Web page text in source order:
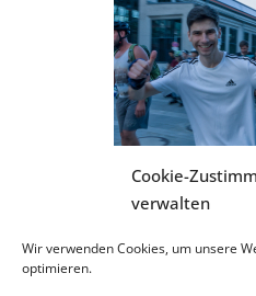
Cookie-
verwalten
Wir verwenden Cookies, um unsere
optimieren.